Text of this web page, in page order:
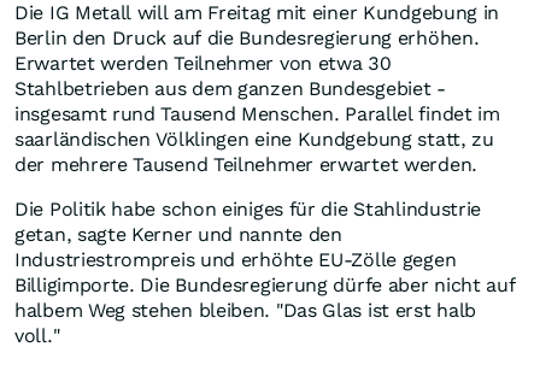
Die IG Metall will am Freitag mit einer Kundgebung in
Berlin den Druck auf die Bundesregierung erhöhen.
Erwartet werden Teilnehmer von etwa 30
Stahlbetrieben aus dem ganzen Bundesgebiet -
insgesamt rund Tausend Menschen. Parallel findet im
saarländischen Völklingen eine Kundgebung statt, zu
der mehrere Tausend Teilnehmer erwartet werden.
Die Politik habe schon einiges für die Stahlindustrie
getan, sagte Kerner und nannte den
Industriestrompreis und erhöhte EU-Zölle gegen
Billigimporte. Die Bundesregierung dürfe aber nicht auf
halbem Weg stehen bleiben. "Das Glas ist erst halb
voll."